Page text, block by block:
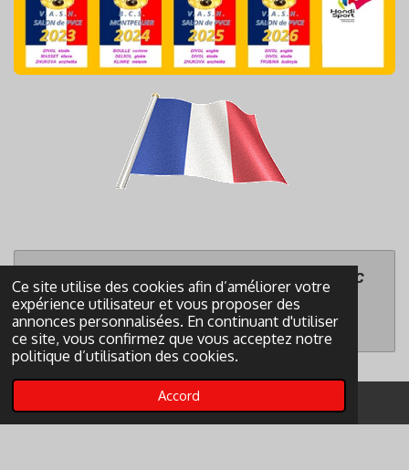
Ce site utilise des cookies afin d’améliorer votre
expérience utilisateur et vous proposer des
annonces personnalisées. En continuant d'utiliser
ce site, vous confirmez que vous acceptez notre
politique d’utilisation des cookies.
Accord
Créez votre propre site internet avec
Webador
© 2023 - 2026 Bowlingsourds.fr